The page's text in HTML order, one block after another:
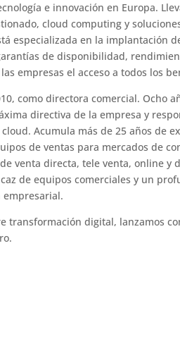
e innovación en Europa.
cloud computing y
especializada en la implantación
de disponibilidad,
empresas el acceso a todos los
como directora comercial. Ocho
directiva de la empresa y
Acumula más de 25 años de
de ventas para mercados de
venta directa, tele venta, online
de equipos comerciales y un
empresarial.
transformación digital, lanzamos